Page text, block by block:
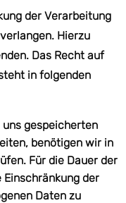
der Verarbeitung
Hierzu
Das Recht auf
in folgenden
gespeicherten
benötigen wir in
Für die Dauer der
Einschränkung der
Daten zu